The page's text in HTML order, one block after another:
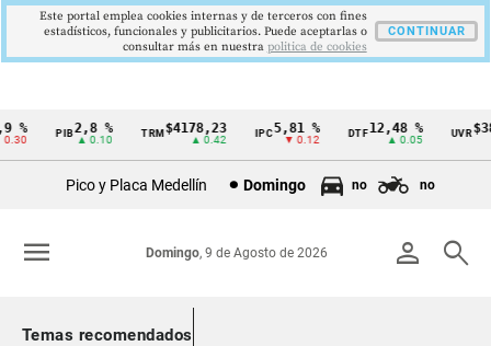
Cintillo
Colombia
PIB2,8 %
▲ 0.10
TRM$4178,23
▲ 0.42
5,81 %
▼ 0.12
DTF12,48 %
▲ 0.05
UVR
Pico y Placa Medellín Domingo no no
person search
Domingo, 9 de Agosto de 2026
menu
Temas recomendados
Este portal emplea cookies internas y de terceros con fines
estadísticos, funcionales y publicitarios. Puede aceptarlas o
consultar más en nuestra politica de cookies
CONTINUAR